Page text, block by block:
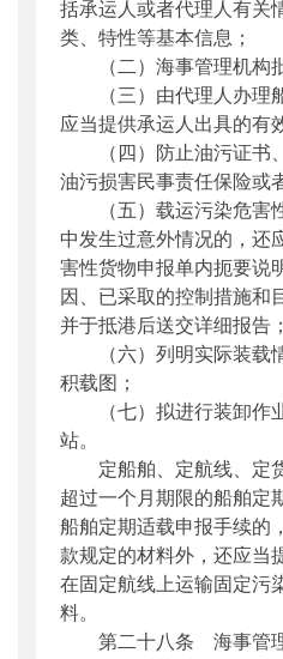
括承运人或者代理人有关
类、特性等基本信息；
（二）海事管理机构批
（三）由代理人办理船
应当提供承运人出具的有
（四）防止油污证书
油污损害民事责任保险或
（五）载运污染危害
中发生过意外情况的，还
害性货物申报单内扼要说
因、已采取的控制措施和
并于抵港后送交详细报告；
（六）列明实际装载
积载图；
（七）拟进行装卸作
站。
定船舶、定航线、定
超过一个月期限的船舶定
船舶定期适载申报手续的
款规定的材料外，还应当
在固定航线上运输固定污
料。
第二十八条 海事管理